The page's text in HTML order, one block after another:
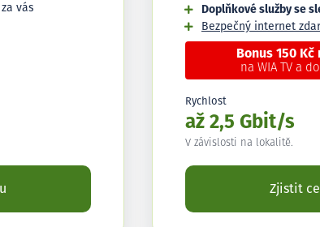
vás
Doplňkové služby se
Bezpečný internet
Bonus 150
na WIA TV a
Rychlost
až 2,5 Gbit/s
V závislosti na lokalitě.
Zjistit